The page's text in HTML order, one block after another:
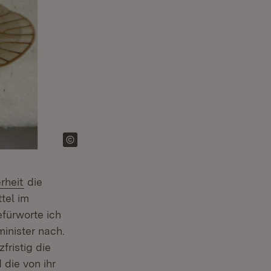
(Öffnet in neuem Fenster)
die
im
ich
nach.
die
die von ihr